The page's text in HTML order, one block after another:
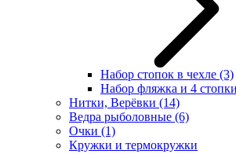
Набор стопок в чехле (3)
Набор фляжка и 4 стопки
Нитки, Верёвки (14)
Ведра рыболовные (6)
Очки (1)
Кружки и термокружки